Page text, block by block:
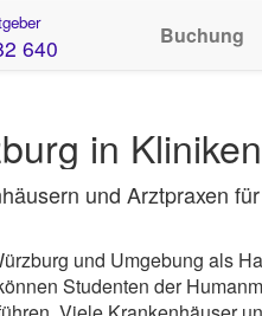
640 Buchung
in
und Arztpraxen
und Umgebung als
Studenten der